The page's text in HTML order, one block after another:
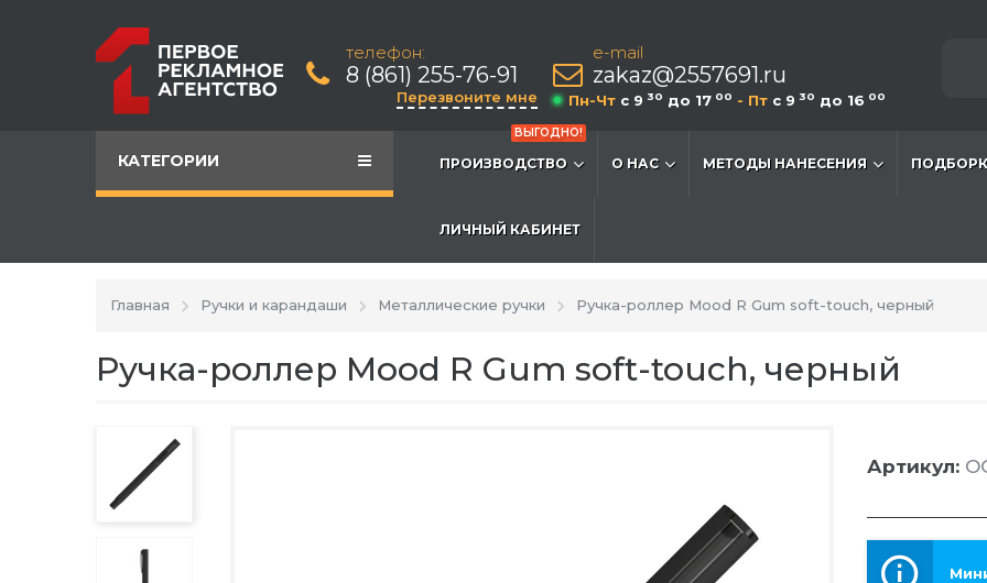
телефон:
8 (861) 255-76-91
Перезвоните мне
e-mail
zakaz@2557691.ru
Пн-Чт c 9 30 до 17 00 - Пт c 9 30 до 16 00
КАТЕГОРИИ
ВЫГОДНО!
ПРОИЗВОДСТВО О НАС МЕТОДЫ НАНЕСЕНИЯ
ЛИЧНЫЙ КАБИНЕТ
Главная Ручки и карандаши Металлические ручки Ручка-роллер Mood R Gum soft-touch, черный
Ручка-роллер Mood R Gum soft-touch, черный
Артикул: